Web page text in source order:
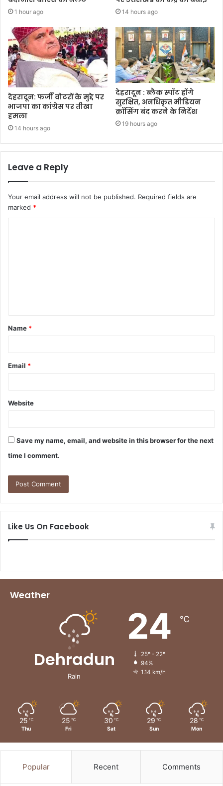
1 hour ago 14 hours ago
देहरादून: फर्जी वोटरों के मुद्दे पर
भाजपा का कांग्रेस पर तीखा
हमला
14 hours ago
देहरादून : ब्लैक स्पॉट होंगे
सुरक्षित, अनधिकृत मीडियन
क्रॉसिंग बंद करने के निर्देश
19 hours ago
Leave a Reply
Your email address will not be published. Required fields are
marked *
t
*
Name *
Email *
Website
Save my name, email, and website in this browser for the next
time I comment.
Like Us On Facebook
Weather
Dehradun
Rain
24 ℃
25º - 22º
94%
1.14 km/h
25 ℃
Thu
25 ℃
Fri
30 ℃
Sat
29 ℃
Sun
28 ℃
Mon
Popular Recent Comments